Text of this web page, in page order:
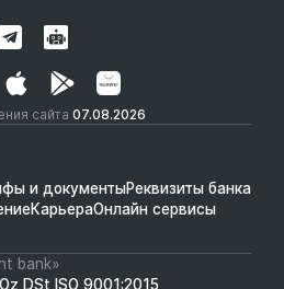
сайта 07.08.2026
и документыРеквизиты банка
КарьераОнлайн сервисы
bank»
Oz DSt ISO 9001:2015